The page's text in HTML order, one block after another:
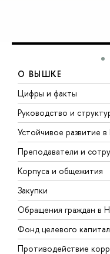
О ВЫШКЕ
Цифры и факты
Руководство и
Устойчивое развитие
Преподаватели и
Корпуса и общежития
Закупки
Обращения граждан в
Фонд целевого
Противодействие